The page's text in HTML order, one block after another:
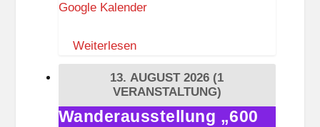
u
S
t
g
Google Kalender
Weiterlesen
13. AUGUST 2026 (1
VERANSTALTUNG)
Wanderausstellung
Wanderausstellung „600